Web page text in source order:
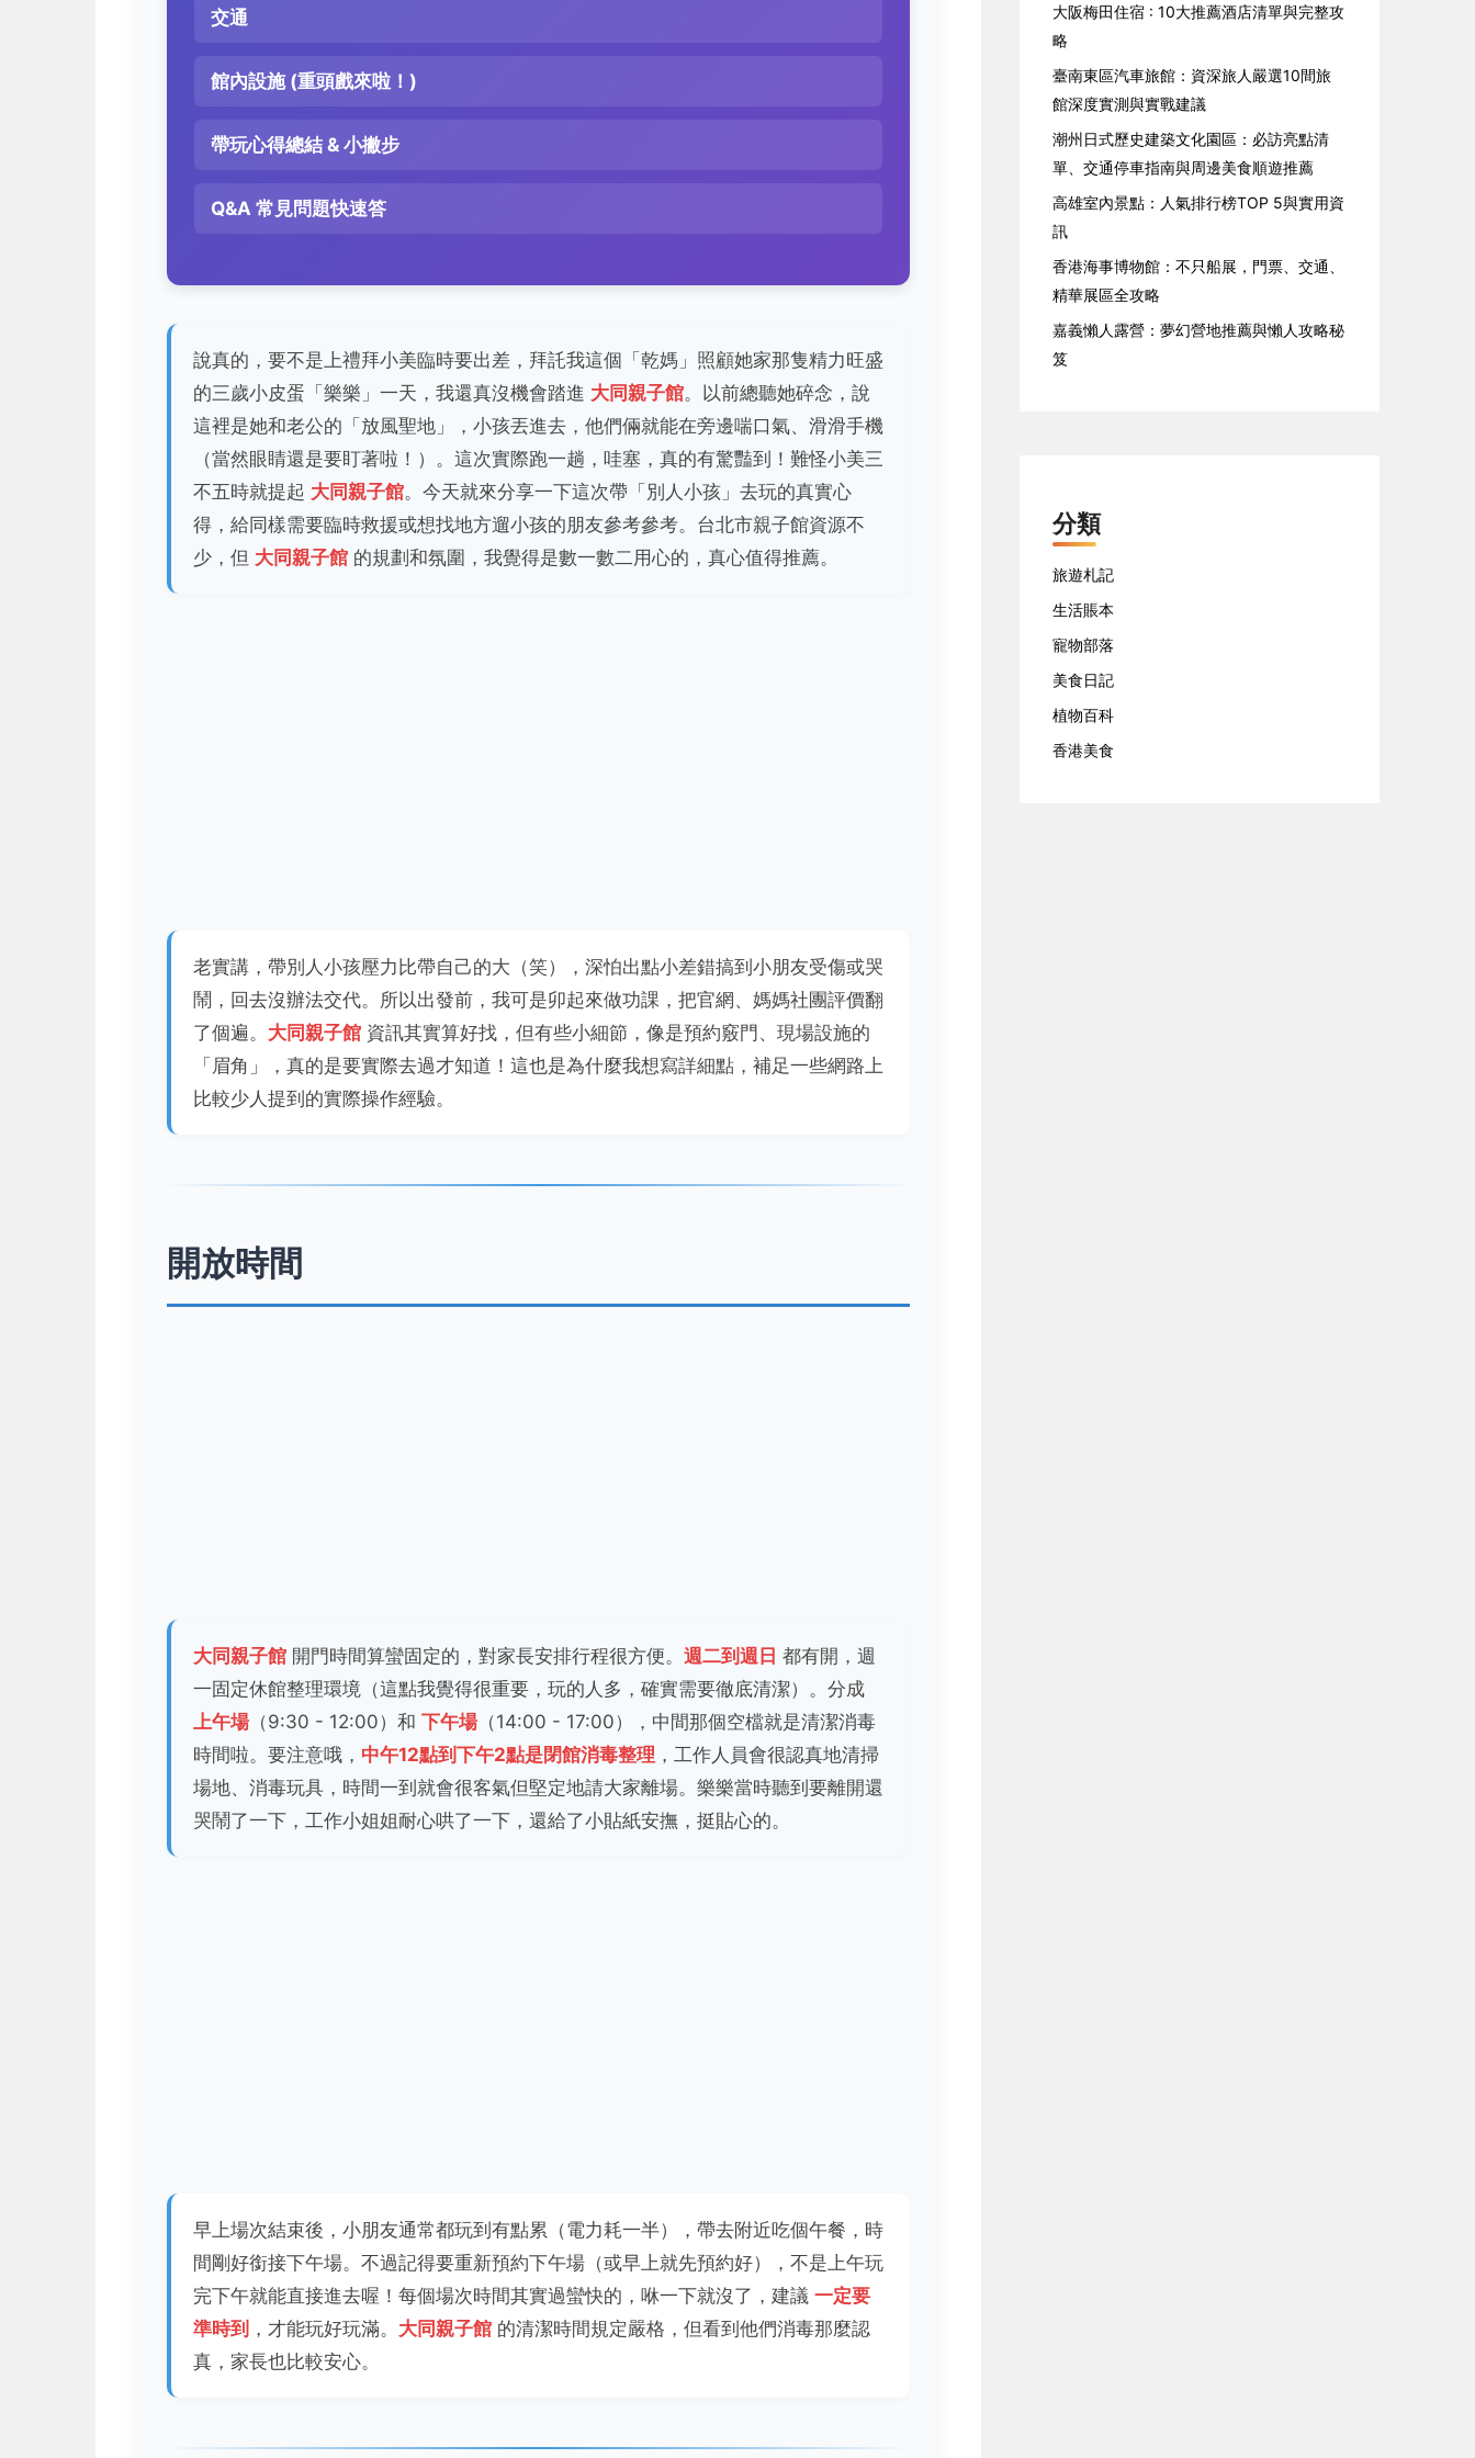
交通
館內設施 (重頭戲來啦！)
帶玩心得總結 & 小撇步
Q&A 常見問題快速答
說真的，要不是上禮拜小美臨時要出差，拜託我這個「乾媽」照顧她家那隻精力旺盛
的三歲小皮蛋「樂樂」一天，我還真沒機會踏進 大同親子館。以前總聽她碎念，說
這裡是她和老公的「放風聖地」，小孩丟進去，他們倆就能在旁邊喘口氣、滑滑手機
（當然眼睛還是要盯著啦！）。這次實際跑一趟，哇塞，真的有驚豔到！難怪小美三
不五時就提起 大同親子館。今天就來分享一下這次帶「別人小孩」去玩的真實心
得，給同樣需要臨時救援或想找地方遛小孩的朋友參考參考。台北市親子館資源不
少，但 大同親子館 的規劃和氛圍，我覺得是數一數二用心的，真心值得推薦。
老實講，帶別人小孩壓力比帶自己的大（笑），深怕出點小差錯搞到小朋友受傷或哭
鬧，回去沒辦法交代。所以出發前，我可是卯起來做功課，把官網、媽媽社團評價翻
了個遍。 大同親子館 資訊其實算好找，但有些小細節，像是預約竅門、現場設施的
「眉角」，真的是要實際去過才知道！這也是為什麼我想寫詳細點，補足一些網路上
比較少人提到的實際操作經驗。
開放時間
大同親子館 開門時間算蠻固定的，對家長安排行程很方便。 週二到週日 都有開，週
一固定休館整理環境（這點我覺得很重要，玩的人多，確實需要徹底清潔）。分成
上午場 （9:30 - 12:00）和 下午場 （14:00 - 17:00），中間那個空檔就是清潔消毒
時間啦。要注意哦， 中午12點到下午2點是閉館消毒整理 ，工作人員會很認真地清掃
場地、消毒玩具，時間一到就會很客氣但堅定地請大家離場。樂樂當時聽到要離開還
哭鬧了一下，工作小姐姐耐心哄了一下，還給了小貼紙安撫，挺貼心的。
早上場次結束後，小朋友通常都玩到有點累（電力耗一半），帶去附近吃個午餐，時
間剛好銜接下午場。不過記得要重新預約下午場（或早上就先預約好），不是上午玩
完下午就能直接進去喔！每個場次時間其實過蠻快的，咻一下就沒了，建議 一定要
準時到 ，才能玩好玩滿。 大同親子館 的清潔時間規定嚴格，但看到他們消毒那麼認
真，家長也比較安心。
大阪梅田住宿 : 10大推薦酒店清單與完整攻
略
臺南東區汽車旅館：資深旅人嚴選10間旅
館深度實測與實戰建議
潮州日式歷史建築文化園區：必訪亮點清
單、交通停車指南與周邊美食順遊推薦
高雄室內景點：人氣排行榜TOP 5與實用資
訊
香港海事博物館：不只船展，門票、交通、
精華展區全攻略
嘉義懶人露營：夢幻營地推薦與懶人攻略秘
笈
分類
旅遊札記
生活賬本
寵物部落
美食日記
植物百科
香港美食